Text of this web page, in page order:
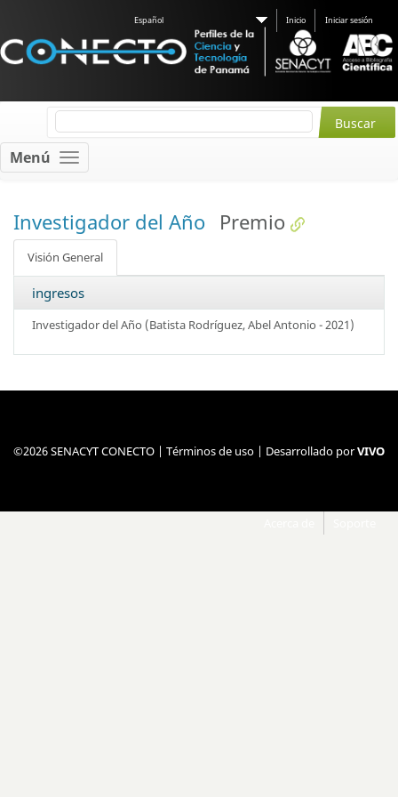
Español Inicio Iniciar sesión
Menú
Investigador del Año Premio
Visión General
ingresos
Investigador del Año (Batista Rodríguez, Abel Antonio - 2021)
©2026 SENACYT CONECTO | Términos de uso | Desarrollado porVIVO